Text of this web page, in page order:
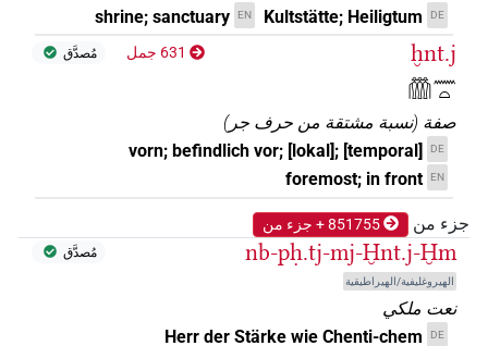
DE
Kultstätte; Heiligtum
EN
shrine; sanctuary
ḫnt.j
𓏃𓈖𓏏
631 جمل مُصدَّق
صفة (نسبة مشتقة من حرف جر)
DE
vorn; befindlich vor; [lokal]; [temporal]
EN
foremost; in front
جزء من 851755 + جزء من
nb-pḥ.tj-mj-Ḫnt.j-Ḫm
الهيروغليفية/الهيراطيقية
مُصدَّق
نعت ملكي
DE
Herr der Stärke wie Chenti-chem